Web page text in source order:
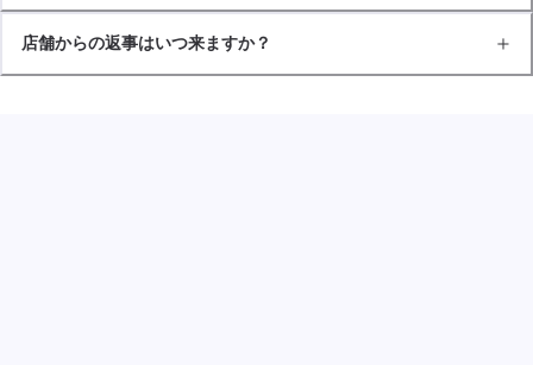
店舗からの返事はいつ来ますか？